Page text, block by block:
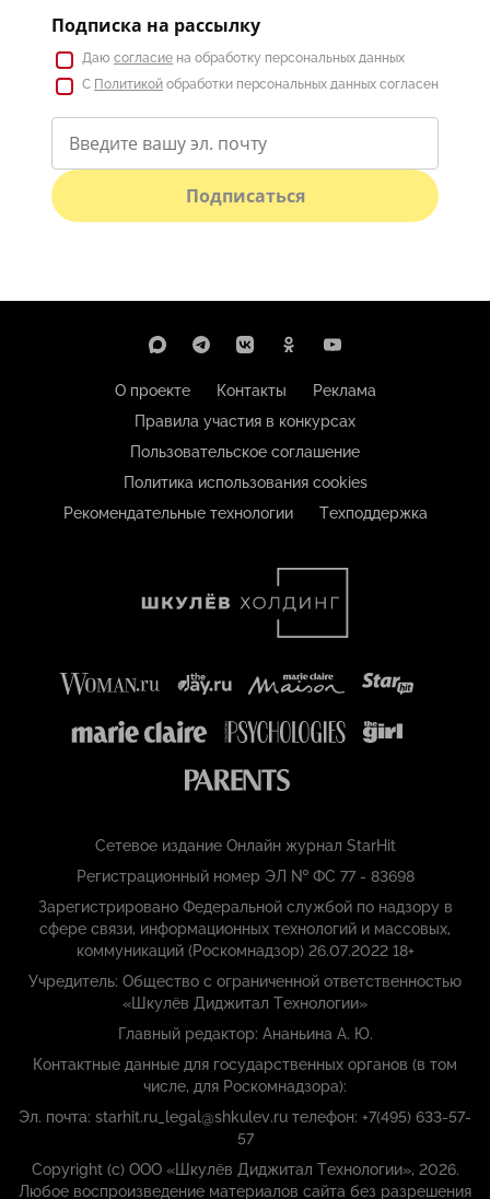
Подписка на рассылку
Даю согласие на обработку персональных данных
С Политикой обработки персональных данных согласен
Подписаться
О проекте Контакты
Реклама
Правила участия в конкурсах
Пользовательское соглашение
Политика использования cookies
Рекомендательные технологии
Техподдержка
Сетевое издание Онлайн журнал StarHit
Регистрационный номер ЭЛ № ФС 77 - 83698
Зарегистрировано Федеральной службой по надзору в
сфере связи, информационных технологий и массовых,
коммуникаций (Роскомнадзор) 26.07.2022 18+
Учредитель: Общество с ограниченной ответственностью
«Шкулёв Диджитал Технологии»
Главный редактор: Ананьина А. Ю.
Контактные данные для государственных органов (в том
числе, для Роскомнадзора):
Эл. почта: starhit.ru_legal@shkulev.ru телефон: +7(495) 633-57-
57
Copyright (с) ООО «Шкулёв Диджитал Технологии», 2026.
Любое воспроизведение материалов сайта без разрешения